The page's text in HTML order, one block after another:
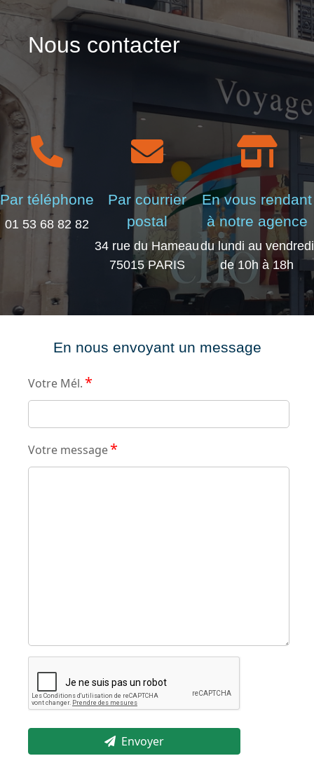
Nous contacter
Par téléphone
01 53 68 82 82
Par courrier
postal
34 rue du Hameau
75015 PARIS
En vous rendant
à notre agence
du lundi au vendredi
de 10h à 18h
En nous envoyant un message
Votre Mél. *
Votre message*
Envoyer